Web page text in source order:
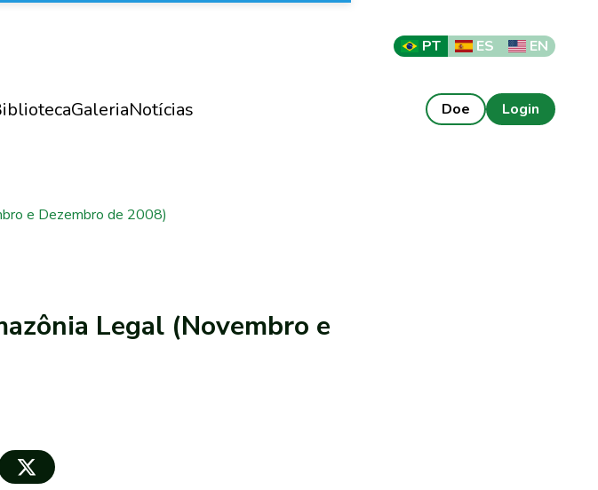
PT ES EN
GaleriaNotícias Doe Login
e Dezembro de 2008)
Legal (Novembro e